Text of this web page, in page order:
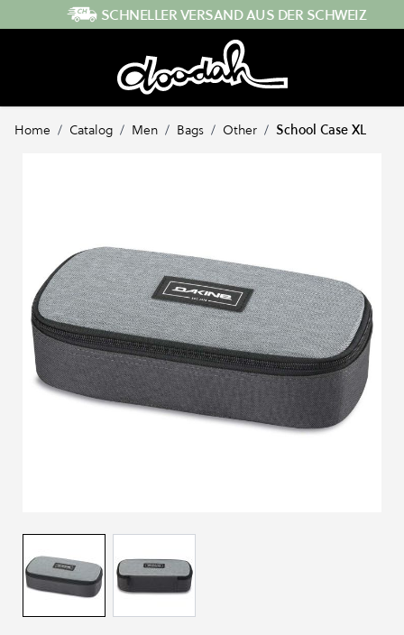
Direkt zum InhaltSCHNELLER VERSAND AUS DER SCHWEIZ
Home / Catalog / Men / Bags / Other / School Case XL